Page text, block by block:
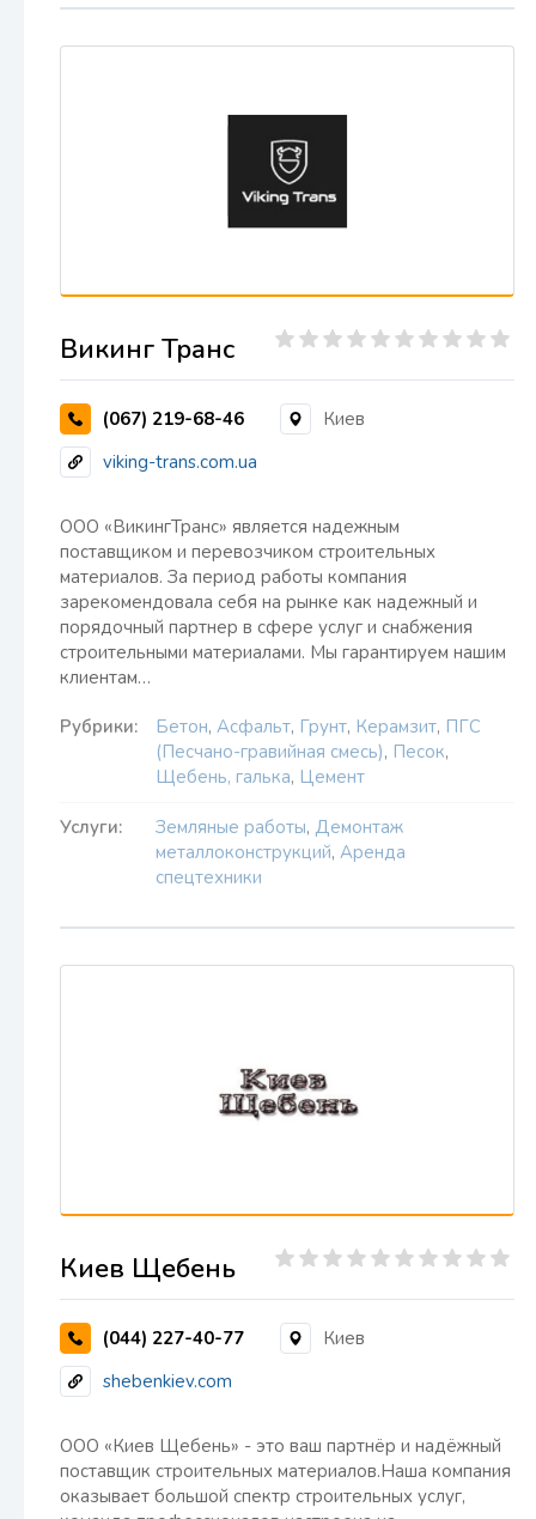
Викинг Транс
(067) 219-68-46
Киев
viking-trans.com.ua
ООО «ВикингТранс» является надежным
поставщиком и перевозчиком строительных
материалов. За период работы компания
зарекомендовала себя на рынке как надежный и
порядочный партнер в сфере услуг и снабжения
строительными материалами. Мы гарантируем нашим
клиентам…
Рубрики: Бетон, Асфальт, Грунт, Керамзит, ПГС
(Песчано-гравийная смесь), Песок,
Щебень, галька, Цемент
Услуги: Земляные работы, Демонтаж
металлоконструкций, Аренда
спецтехники
Киев Щебень
(044) 227-40-77
Киев
shebenkiev.com
ООО «Киев Щебень» - это ваш партнёр и надёжный
поставщик строительных материалов.Наша компания
оказывает большой спектр строительных услуг,